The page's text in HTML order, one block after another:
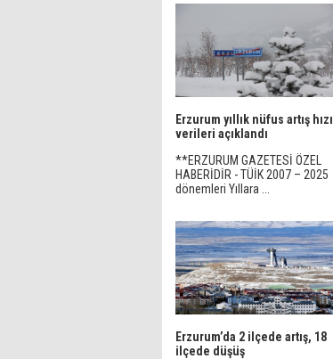
Erzurum yıllık nüfus artış hızı
verileri açıklandı
**ERZURUM GAZETESİ ÖZEL
HABERİDİR - TÜİK 2007 – 2025
dönemleri Yıllara ...
Erzurum’da 2 ilçede artış, 18
ilçede düşüş